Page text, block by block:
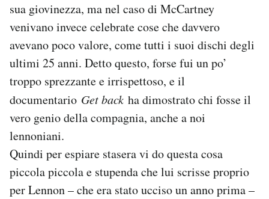
sua giovinezza, ma nel caso di McCartney
venivano invece celebrate cose che davvero
avevano poco valore, come tutti i suoi dischi degli
ultimi 25 anni. Detto questo, forse fui un po’
troppo sprezzante e irrispettoso, e il
documentario Get back ha dimostrato chi fosse il
vero genio della compagnia, anche a noi
lennoniani.
Quindi per espiare stasera vi do questa cosa
piccola piccola e stupenda che lui scrisse proprio
per Lennon – che era stato ucciso un anno prima –